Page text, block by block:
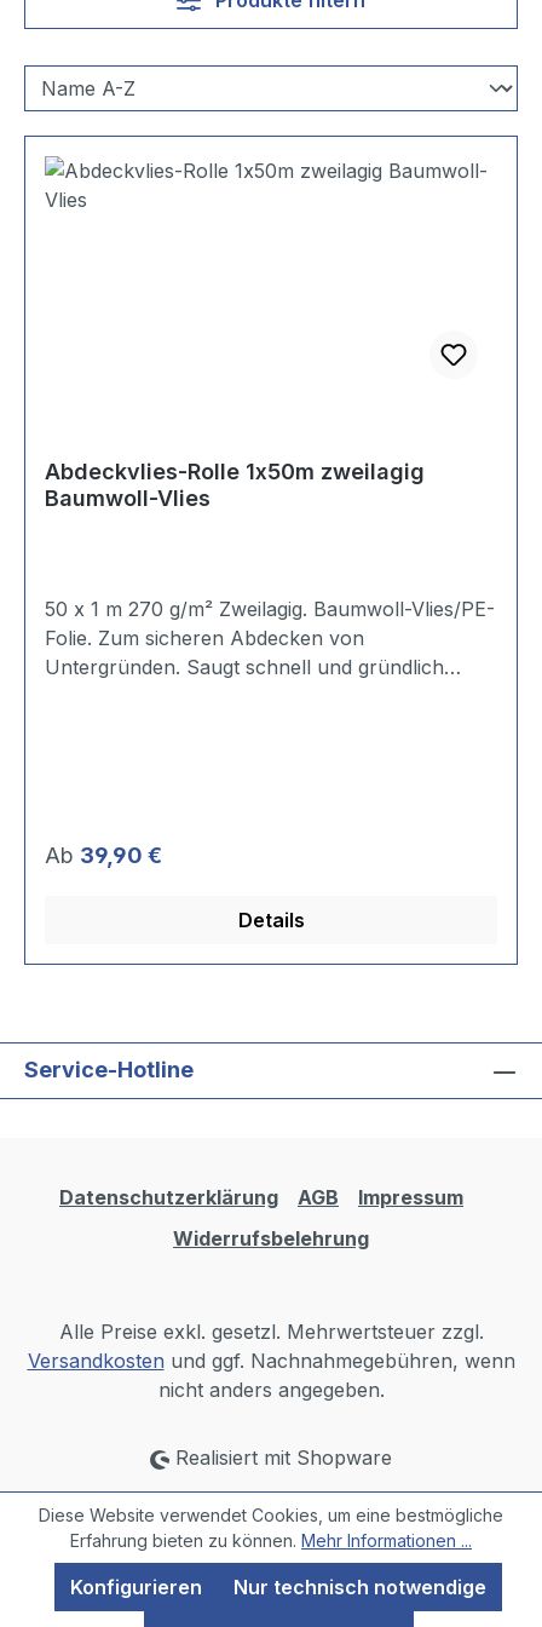
Abdeckvlies-Rolle 1x50m zweilagig
Baumwoll-Vlies
50 x 1 m 270 g/m² Zweilagig. Baumwoll-Vlies/PE-
Folie. Zum sicheren Abdecken von
Untergründen. Saugt schnell und gründlich
Regulärer Preis:
Ab 39,90 €
Details
Service-Hotline
Datenschutzerklärung AGB
Impressum
Widerrufsbelehrung
Alle Preise exkl. gesetzl. Mehrwertsteuer zzgl.
Versandkosten und ggf. Nachnahmegebühren, wenn
nicht anders angegeben.
Realisiert mit Shopware
Diese Website verwendet Cookies, um eine bestmögliche
Erfahrung bieten zu können. Mehr Informationen ...
Nur technisch notwendige
Konfigurieren